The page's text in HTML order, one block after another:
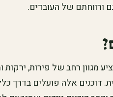
ורווחתם של העובדים.
מגוון רחב של פירות, ירקות
דוכנים אלה פועלים בדרך